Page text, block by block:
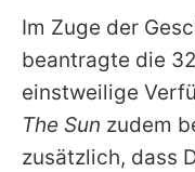
Im Zuge der
beantragte die
einstweilige
The Sun zudem
zusätzlich, dass